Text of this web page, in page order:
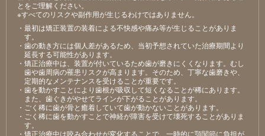
とをご理解ください。
※すべてのリスクや副作用が生じるわけではありません。
・最初は矯正装置の装着による不快感や痛み等が⽣じることがありま
す。
・⻭の動き⽅には個⼈差があるため、当初予想されていた治療期間より
延⻑する可能性があります。
・矯正治療中は、装置が付いているため⻭が磨きにくくなります。むし
⻭や⻭周病の罹患リスクが⾼まります。そのため、丁寧な⻭磨きや、
定期的なメンテナンスを受けることが重要です。
・⻭を動かすことにより⻭根が吸収して短くなることが稀にあります。
また、⻭ぐきがやせてラインが下がることがあります。
・ごく稀に⻭が⾻と癒着していて⻭が動かないことがあります。
・ごく稀に⻭を動かすことで神経が障害を受けて壊死することがありま
す。
・矯正治療中は咬み合わせが変化することで、⼀時的に顎関節に負担が